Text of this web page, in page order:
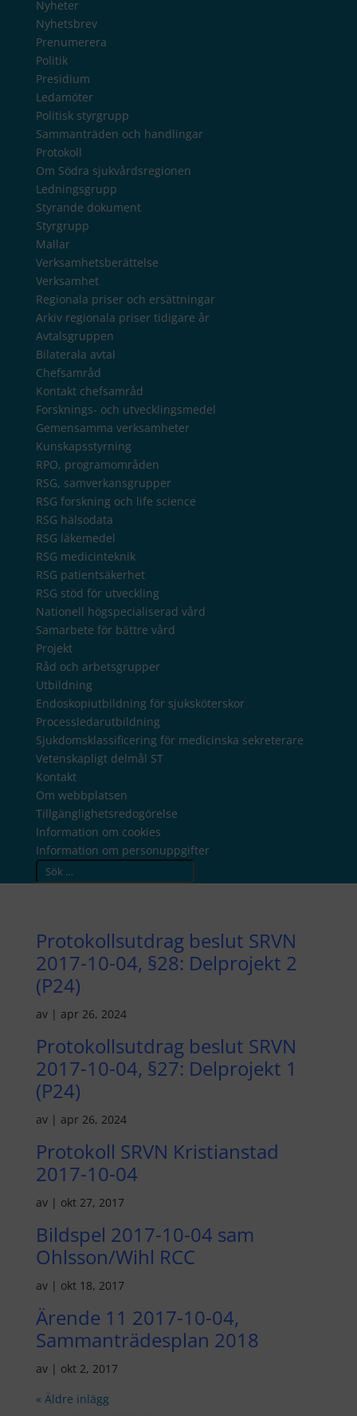
Nyheter
Nyhetsbrev
Prenumerera
Politik
Presidium
Ledamöter
Politisk styrgrupp
Sammanträden och handlingar
Protokoll
Om Södra sjukvårdsregionen
Ledningsgrupp
Styrande dokument
Styrgrupp
Mallar
Verksamhetsberättelse
Verksamhet
Regionala priser och ersättningar
Arkiv regionala priser tidigare år
Avtalsgruppen
Bilaterala avtal
Chefsamråd
Kontakt chefsamråd
Forsknings- och utvecklingsmedel
Gemensamma verksamheter
Kunskapsstyrning
RPO, programområden
RSG, samverkansgrupper
RSG forskning och life science
RSG hälsodata
RSG läkemedel
RSG medicinteknik
RSG patientsäkerhet
RSG stöd för utveckling
Nationell högspecialiserad vård
Samarbete för bättre vård
Projekt
Råd och arbetsgrupper
Utbildning
Endoskopiutbildning för sjuksköterskor
Processledarutbildning
Sjukdomsklassificering för medicinska sekreterare
Vetenskapligt delmål ST
Kontakt
Om webbplatsen
Tillgänglighetsredogörelse
Information om cookies
Information om personuppgifter
Search
Protokollsutdrag beslut SRVN
2017-10-04, §28: Delprojekt 2
(P24)
av | apr 26, 2024
Protokollsutdrag beslut SRVN
2017-10-04, §27: Delprojekt 1
(P24)
av | apr 26, 2024
Protokoll SRVN Kristianstad
2017-10-04
av | okt 27, 2017
Bildspel 2017-10-04 sam
Ohlsson/Wihl RCC
av | okt 18, 2017
Ärende 11 2017-10-04,
Sammanträdesplan 2018
av | okt 2, 2017
« Äldre inlägg